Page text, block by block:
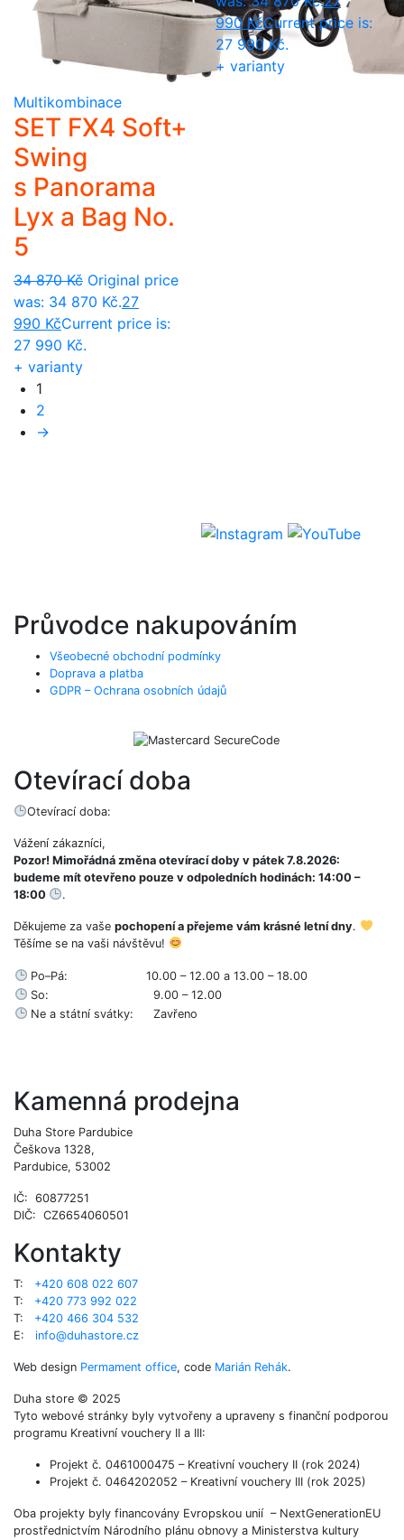
Multikombinace
SET FX4 Soft+
Swing
s Panorama
Lyx a Bag No.
5
34 870Kč Original price
was: 34 870 Kč.27
990 KčCurrent price is:
27 990 Kč.
+ varianty
990KčCurrent price is:
27 990 Kč.
+ varianty
1
2
→
Průvodce nakupováním
Všeobecné obchodní podmínky
Doprava a platba
GDPR – Ochrana osobních údajů
Otevírací doba
Otevírací doba:
Vážení zákazníci,
Pozor! Mimořádná změna otevírací doby v pátek 7.8.2026:
budeme mít otevřeno pouze v odpoledních hodinách: 14:00 –
18:00
.
Děkujeme za vaše pochopení a přejeme vám krásné letní dny.
Těšíme se na vaši návštěvu!
Po–Pá:
10.00 – 12.00 a 13.00 – 18.00
So:
9.00 – 12.00
Ne a státní svátky:
Zavřeno
Kamenná prodejna
Duha Store Pardubice
Češkova 1328,
Pardubice, 53002
IČ: 60877251
DIČ: CZ6654060501
Kontakty
T: +420 608 022 607
T: +420 773 992 022
T: +420 466 304 532
E: info@duhastore.cz
Web design Permament office, code Marián Rehák.
Duha store © 2025
Tyto webové stránky byly vytvořeny a upraveny s finanční podporou
programu Kreativní vouchery II a III:
Projekt č. 0461000475 – Kreativní vouchery II (rok 2024)
Projekt č. 0464202052 – Kreativní vouchery III (rok 2025)
Oba projekty byly financovány Evropskou unií – NextGenerationEU
prostřednictvím Národního plánu obnovy a Ministerstva kultury